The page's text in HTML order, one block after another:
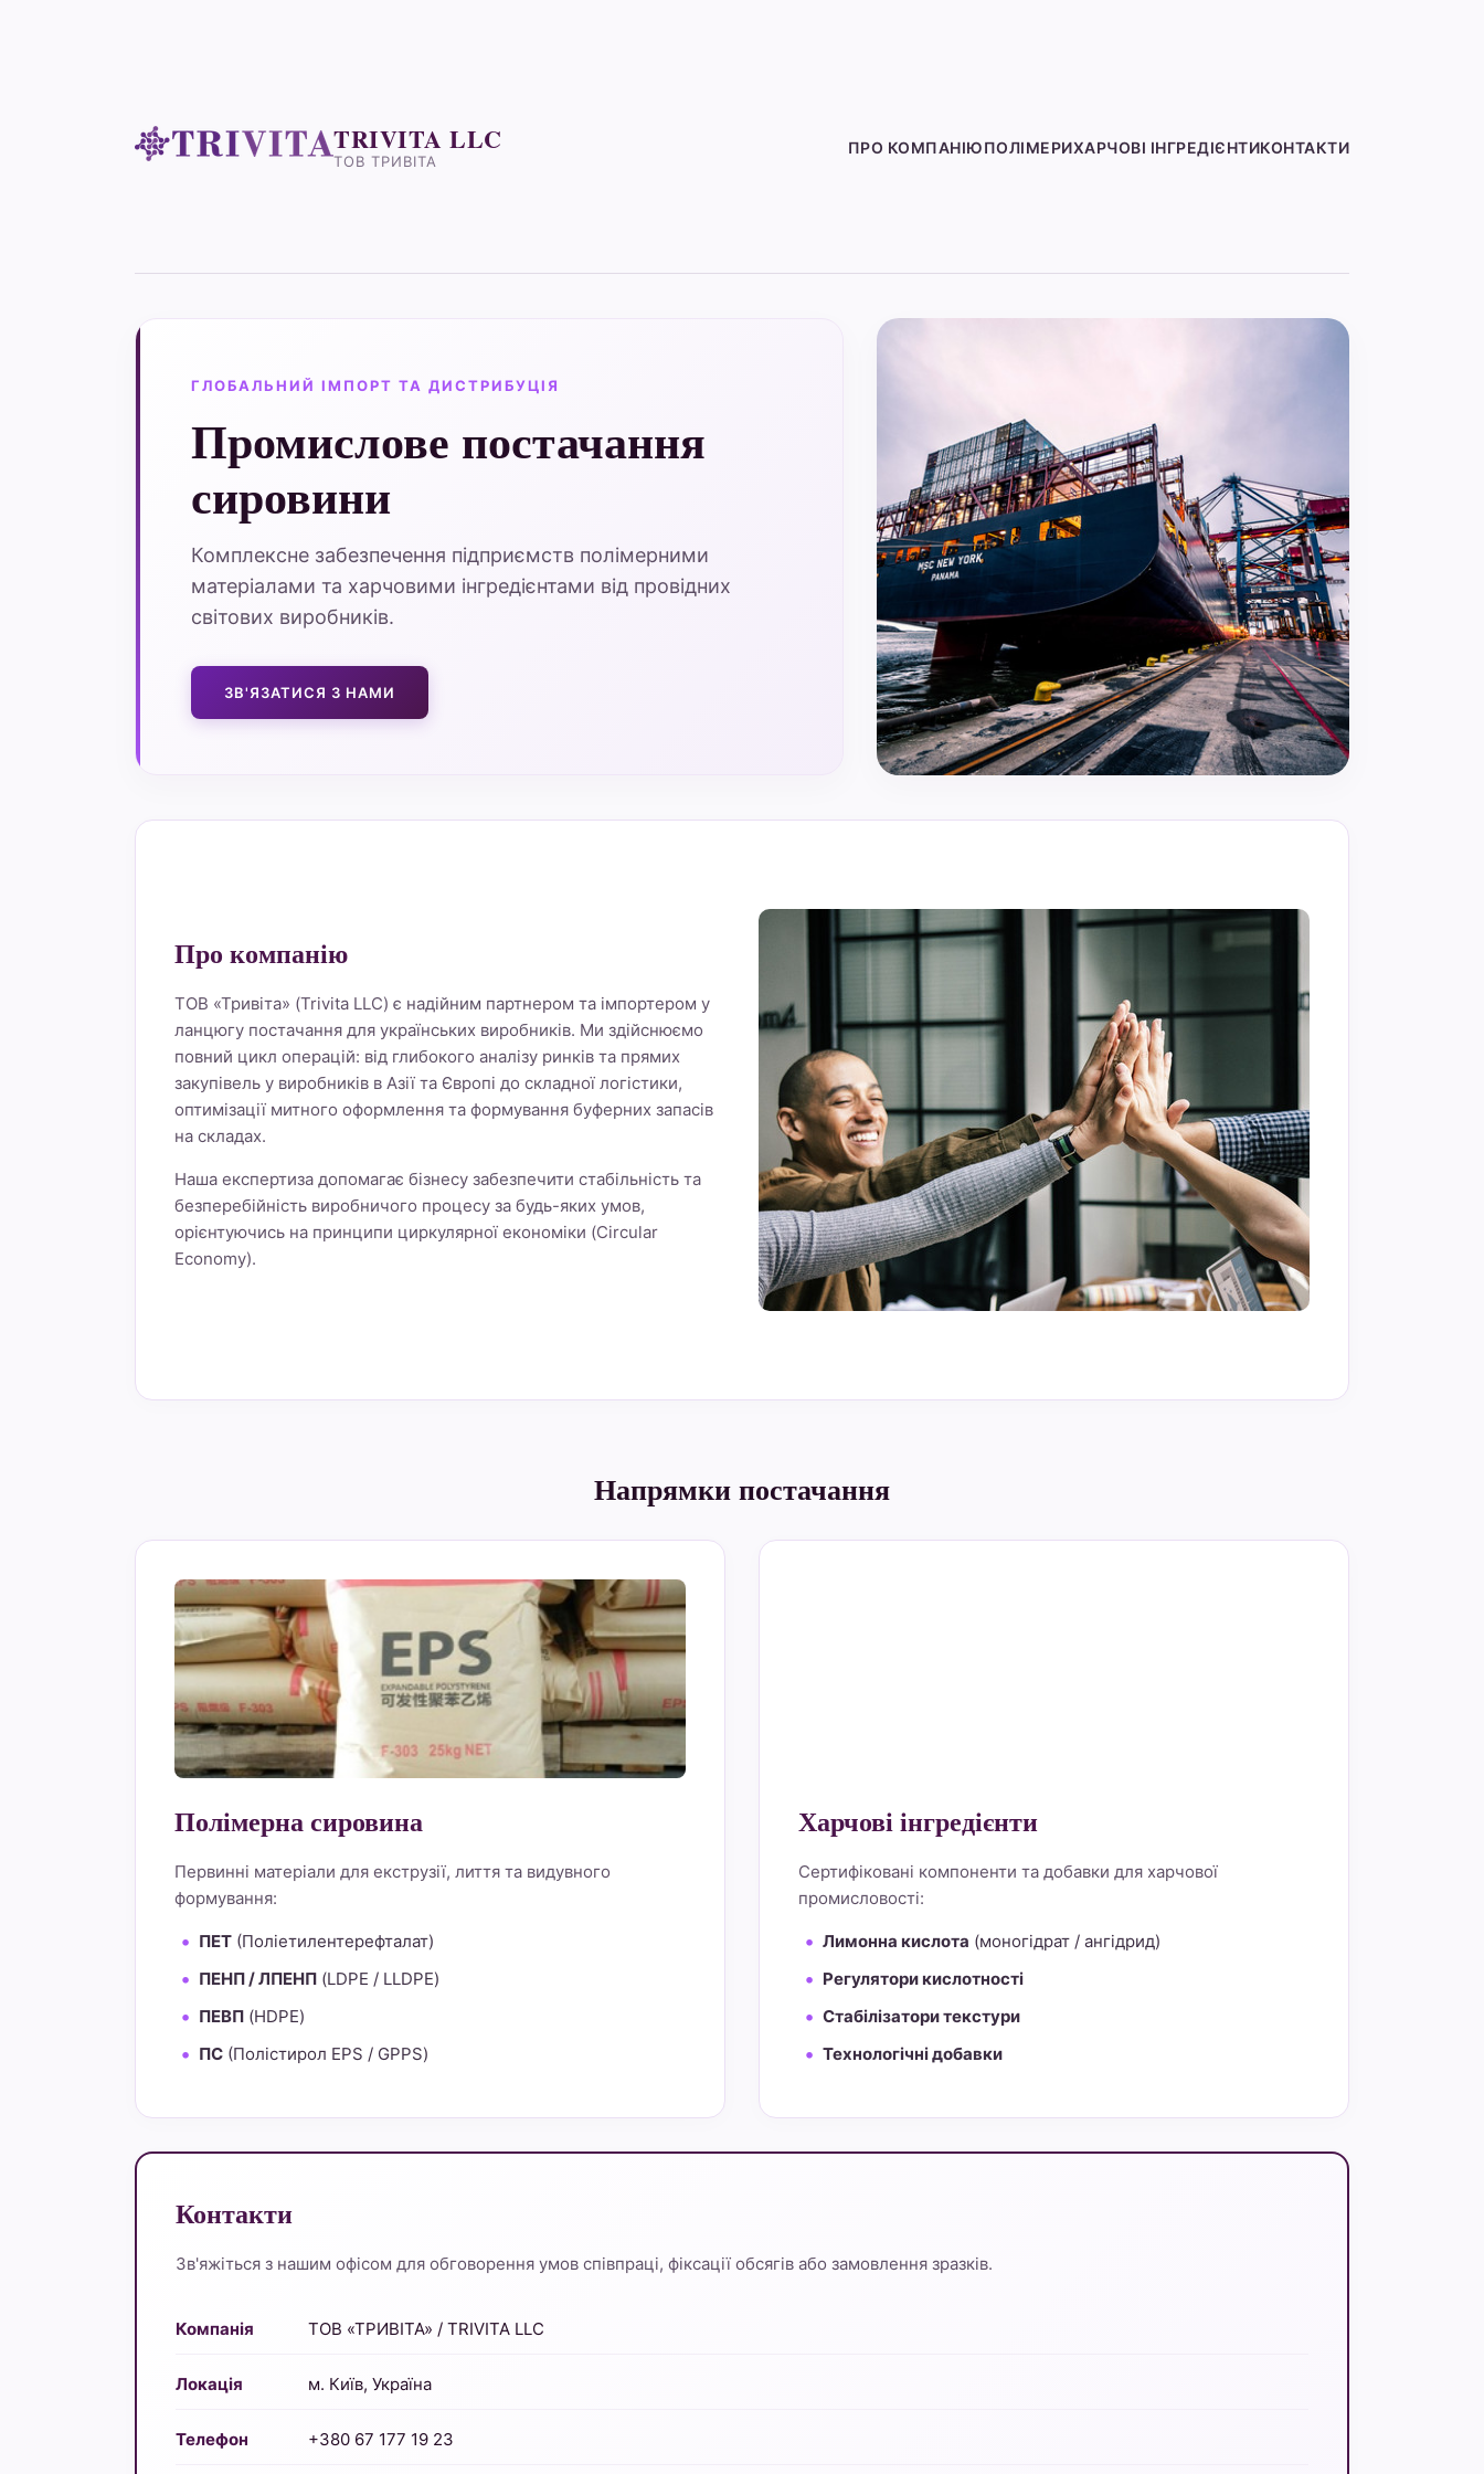
TRIVITA LLC
ТОВ ТРИВІТА
ПРО КОМПАНІЮПОЛІМЕРИХАРЧОВІ ІНГРЕДІЄНТИКОНТАКТИ
ГЛОБАЛЬНИЙ ІМПОРТ ТА ДИСТРИБУЦІЯ
Промислове постачання
сировини
Комплексне забезпечення підприємств полімерними
матеріалами та харчовими інгредієнтами від провідних
світових виробників.
ЗВ'ЯЗАТИСЯ З НАМИ
Про компанію
ТОВ «Тривіта» (Trivita LLC) є надійним партнером та імпортером у
ланцюгу постачання для українських виробників. Ми здійснюємо
повний цикл операцій: від глибокого аналізу ринків та прямих
закупівель у виробників в Азії та Європі до складної логістики,
оптимізації митного оформлення та формування буферних запасів
на складах.
Наша експертиза допомагає бізнесу забезпечити стабільність та
безперебійність виробничого процесу за будь-яких умов,
орієнтуючись на принципи циркулярної економіки (Circular
Economy).
Напрямки постачання
Полімерна сировина
Первинні матеріали для екструзії, лиття та видувного
формування:
ПЕТ (Поліетилентерефталат)
ПЕНП / ЛПЕНП (LDPE / LLDPE)
ПЕВП (HDPE)
ПС (Полістирол EPS / GPPS)
Харчові інгредієнти
Сертифіковані компоненти та добавки для харчової
промисловості:
Лимонна кислота (моногідрат / ангідрид)
Регулятори кислотності
Стабілізатори текстури
Технологічні добавки
Контакти
Зв'яжіться з нашим офісом для обговорення умов співпраці, фіксації обсягів або замовлення зразків.
Компанія ТОВ «ТРИВІТА» / TRIVITA LLC
Локація м. Київ, Україна
Телефон +380 67 177 19 23